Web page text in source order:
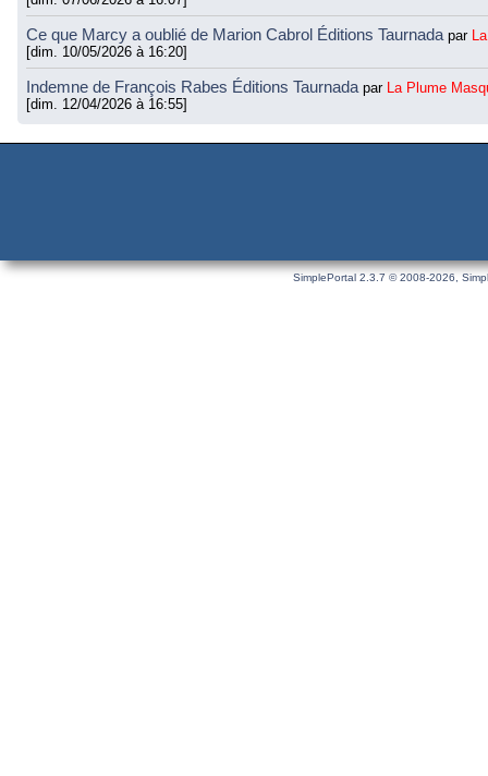
Ce que Marcy a oublié de Marion Cabrol Éditions Taurnada par
[dim. 10/05/2026 à 16:20]
Indemne de François Rabes Éditions Taurnada par
La Plume
[dim. 12/04/2026 à 16:55]
SimplePortal 2.3.7 © 2008-2026,